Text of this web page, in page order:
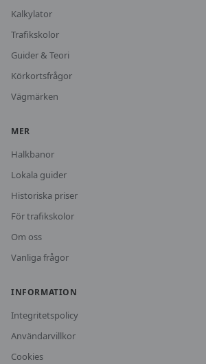
Kalkylator
Trafikskolor
Guider & Teori
Körkortsfrågor
Vägmärken
MER
Halkbanor
Lokala guider
Historiska priser
För trafikskolor
Om oss
Vanliga frågor
INFORMATION
Integritetspolicy
Användarvillkor
Cookies